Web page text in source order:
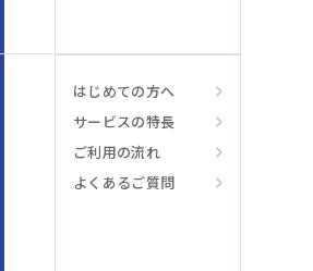
はじめての方へ
サービスの特長
ご利用の流れ
よくあるご質問